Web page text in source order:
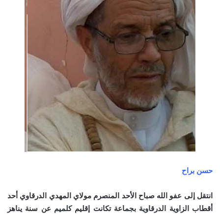
حسن براح
انتقل إلى عفو الله صباح الأحد المنصرم مولاي المهدي الدرقاوي أحد
أقطاب الزاوية الدرقاوية بجماعة تكانت إقليم كلميم عن سنة يناهز